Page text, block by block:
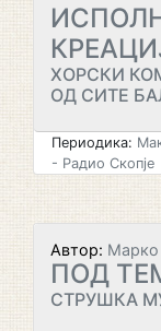
ХОРСКИ
ОД СИТЕ
Периодика:
- Радио Скопје
Автор: Марко
ПОД
СТРУШКА